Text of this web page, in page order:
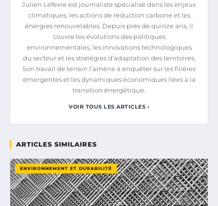
Julien Lefèvre est journaliste spécialisé dans les enjeux
climatiques, les actions de réduction carbone et les
énergies renouvelables. Depuis près de quinze ans, il
couvre les évolutions des politiques
environnementales, les innovations technologiques
du secteur et les stratégies d'adaptation des territoires.
Son travail de terrain l’amène à enquêter sur les filières
émergentes et les dynamiques économiques liées à la
transition énergétique.
VOIR TOUS LES ARTICLES ›
ARTICLES SIMILAIRES
ENVIRONNEMENT ET DURABILITÉ